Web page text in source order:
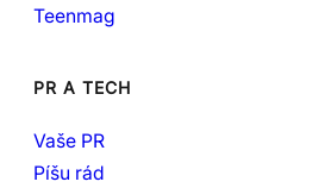
Teenmag
PR A TECH
Vaše PR
Píšu rád